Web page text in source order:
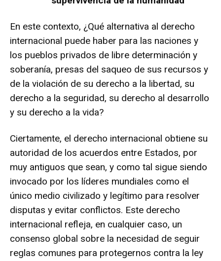
En este contexto, ¿Qué alternativa al derecho
internacional puede haber para las naciones y
los pueblos privados de libre determinación y
soberanía, presas del saqueo de sus recursos y
de la violación de su derecho a la libertad, su
derecho a la seguridad, su derecho al desarrollo
y su derecho a la vida?
Ciertamente, el derecho internacional obtiene su
autoridad de los acuerdos entre Estados, por
muy antiguos que sean, y como tal sigue siendo
invocado por los líderes mundiales como el
único medio civilizado y legítimo para resolver
disputas y evitar conflictos. Este derecho
internacional refleja, en cualquier caso, un
consenso global sobre la necesidad de seguir
reglas comunes para protegernos contra la ley